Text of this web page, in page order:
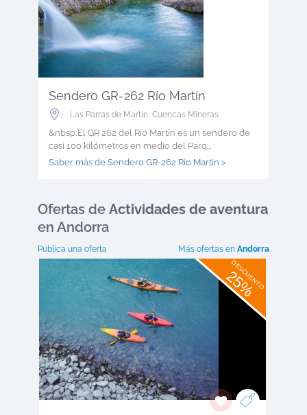
Sendero GR-262 Río Martín
Las Parras de Martín Cuencas Mineras
&nbsp;El GR 262 del Río Martín es un sendero de
casi 100 kilómetros en medio del Parq...
Saber más de Sendero GR-262 Río Martín >
Ofertas de Actividades de aventura
en Andorra
Publica una oferta Más ofertas en Andorra
DESCUENTO
25%